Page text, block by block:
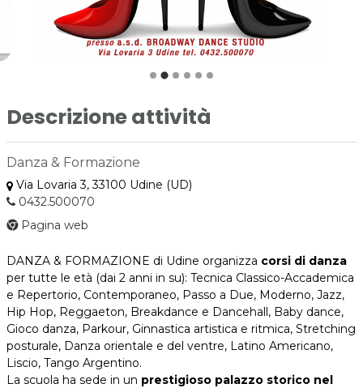
Descrizione attività
Danza & Formazione
Via Lovaria 3, 33100 Udine (UD)
0432.500070
Pagina web
DANZA & FORMAZIONE di Udine organizza corsi di danza
per tutte le età (dai 2 anni in su): Tecnica Classico-Accademica
e Repertorio, Contemporaneo, Passo a Due, Moderno, Jazz,
Hip Hop, Reggaeton, Breakdance e Dancehall, Baby dance,
Gioco danza, Parkour, Ginnastica artistica e ritmica, Stretching
posturale, Danza orientale e del ventre, Latino Americano,
Liscio, Tango Argentino.
La scuola ha sede in un prestigioso palazzo storico nel